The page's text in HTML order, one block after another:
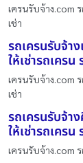
เครนรับจ้าง.com
เช่า
รถเครนรับจ้า
ให้เช่ารถเครน
เครนรับจ้าง.com
เช่า
รถเครนรับจ้า
ให้เช่ารถเครน
เครนรับจ้าง.com